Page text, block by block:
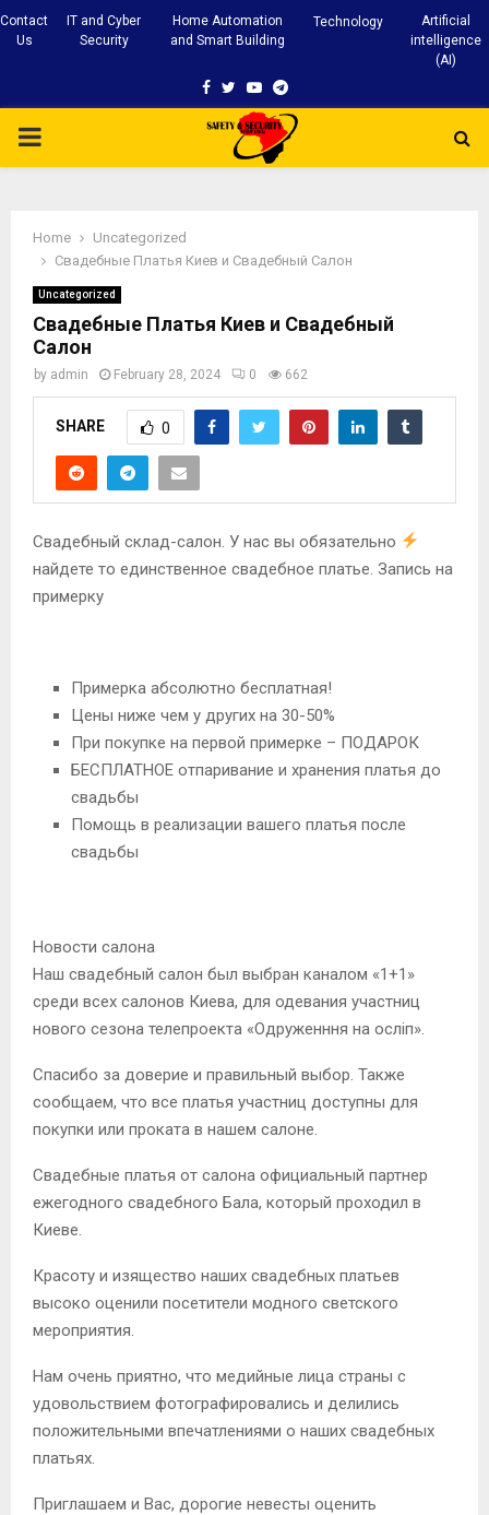
Contact
Us
IT and Cyber
Security
Home Automation
and Smart Building
Technology
Artificial
intelligence
(AI)
Facebook
TwitterYoutubeTelegram
PRIMARY
Home
Uncategorized
Свадебные Платья Киев и Свадебный Салон
Uncategorized
Свадебные Платья Киев и Свадебный
Салон
by admin February 28, 2024 0 662
SHARE 0
Свадебный склад-салон. У нас вы обязательно
найдете то единственное свадебное платье. Запись на
примерку
Примерка абсолютно бесплатная!
Цены ниже чем у других на 30-50%
При покупке на первой примерке – ПОДАРОК
БЕСПЛАТНОЕ отпаривание и хранения платья до
свадьбы
Помощь в реализации вашего платья после
свадьбы
Новости салона
Наш свадебный салон был выбран каналом «1+1»
среди всех салонов Киева, для одевания участниц
нового сезона телепроекта «Одруженння на осліп».
Спасибо за доверие и правильный выбор. Также
сообщаем, что все платья участниц доступны для
покупки или проката в нашем салоне.
Свадебные платья от салона официальный партнер
ежегодного свадебного Бала, который проходил в
Киеве.
Красоту и изящество наших свадебных платьев
высоко оценили посетители модного светского
мероприятия.
Нам очень приятно, что медийные лица страны с
удовольствием фотографировались и делились
положительными впечатлениями о наших свадебных
платьях.
Приглашаем и Вас, дорогие невесты оценить